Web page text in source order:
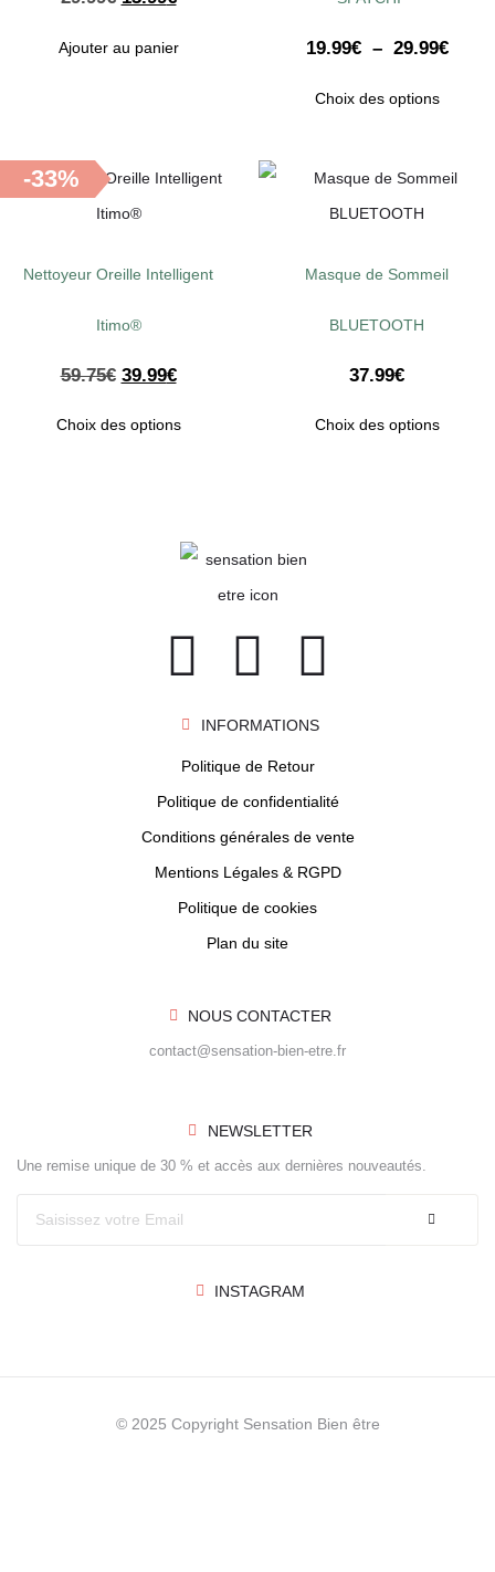
Ajouter au panier 19.99€ – 29.99€
Choix des options
-33%
Nettoyeur Oreille Intelligent
Itimo®
59.75€ 39.99€
Choix des options
Masque de Sommeil
BLUETOOTH
37.99€
Choix des options
INFORMATIONS
Politique de Retour
Politique de confidentialité
Conditions générales de vente
Mentions Légales & RGPD
Politique de cookies
Plan du site
NOUS CONTACTER
contact@sensation-bien-etre.fr
NEWSLETTER
Une remise unique de 30 % et accès aux dernières nouveautés.
INSTAGRAM
© 2025 Copyright Sensation Bien être